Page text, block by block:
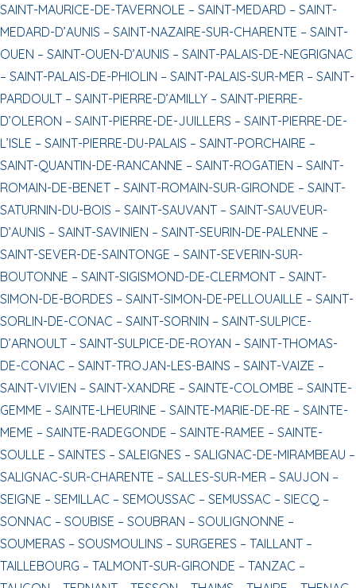
SAINT-MAURICE-DE-TAVERNOLE – SAINT-MEDARD – SAINT-
MEDARD-D’AUNIS – SAINT-NAZAIRE-SUR-CHARENTE – SAINT-
OUEN – SAINT-OUEN-D’AUNIS – SAINT-PALAIS-DE-NEGRIGNAC
– SAINT-PALAIS-DE-PHIOLIN – SAINT-PALAIS-SUR-MER – SAINT-
PARDOULT – SAINT-PIERRE-D’AMILLY – SAINT-PIERRE-
D’OLERON – SAINT-PIERRE-DE-JUILLERS – SAINT-PIERRE-DE-
L’ISLE – SAINT-PIERRE-DU-PALAIS – SAINT-PORCHAIRE –
SAINT-QUANTIN-DE-RANCANNE – SAINT-ROGATIEN – SAINT-
ROMAIN-DE-BENET – SAINT-ROMAIN-SUR-GIRONDE – SAINT-
SATURNIN-DU-BOIS – SAINT-SAUVANT – SAINT-SAUVEUR-
D’AUNIS – SAINT-SAVINIEN – SAINT-SEURIN-DE-PALENNE –
SAINT-SEVER-DE-SAINTONGE – SAINT-SEVERIN-SUR-
BOUTONNE – SAINT-SIGISMOND-DE-CLERMONT – SAINT-
SIMON-DE-BORDES – SAINT-SIMON-DE-PELLOUAILLE – SAINT-
SORLIN-DE-CONAC – SAINT-SORNIN – SAINT-SULPICE-
D’ARNOULT – SAINT-SULPICE-DE-ROYAN – SAINT-THOMAS-
DE-CONAC – SAINT-TROJAN-LES-BAINS – SAINT-VAIZE –
SAINT-VIVIEN – SAINT-XANDRE – SAINTE-COLOMBE – SAINTE-
GEMME – SAINTE-LHEURINE – SAINTE-MARIE-DE-RE – SAINTE-
MEME – SAINTE-RADEGONDE – SAINTE-RAMEE – SAINTE-
SOULLE – SAINTES – SALEIGNES – SALIGNAC-DE-MIRAMBEAU –
SALIGNAC-SUR-CHARENTE – SALLES-SUR-MER – SAUJON –
SEIGNE – SEMILLAC – SEMOUSSAC – SEMUSSAC – SIECQ –
SONNAC – SOUBISE – SOUBRAN – SOULIGNONNE –
SOUMERAS – SOUSMOULINS – SURGERES – TAILLANT –
TAILLEBOURG – TALMONT-SUR-GIRONDE – TANZAC –